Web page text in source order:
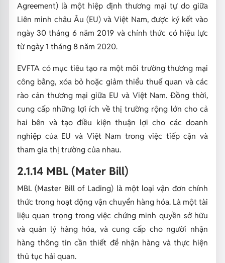
Agreement) là một hiệp định thương mại tự do giữa
Liên minh châu Âu (EU) và Việt Nam, được ký kết vào
ngày 30 tháng 6 năm 2019 và chính thức có hiệu lực
từ ngày 1 tháng 8 năm 2020.
EVFTA có mục tiêu tạo ra một môi trường thương mại
công bằng, xóa bỏ hoặc giảm thiểu thuế quan và các
rào cản thương mại giữa EU và Việt Nam. Đồng thời,
cung cấp những lợi ích về thị trường rộng lớn cho cả
hai bên và tạo điều kiện thuận lợi cho các doanh
nghiệp của EU và Việt Nam trong việc tiếp cận và
tham gia thị trường của nhau.
2.1.14 MBL (Mater Bill)
MBL (Master Bill of Lading) là một loại vận đơn chính
thức trong hoạt động vận chuyển hàng hóa. Là một tài
liệu quan trọng trong việc chứng minh quyền sở hữu
và quản lý hàng hóa, và cung cấp cho người nhận
hàng thông tin cần thiết để nhận hàng và thực hiện
thủ tục hải quan.